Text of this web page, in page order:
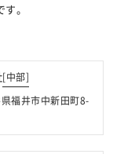
。
[中部]
福井市中新田町8-